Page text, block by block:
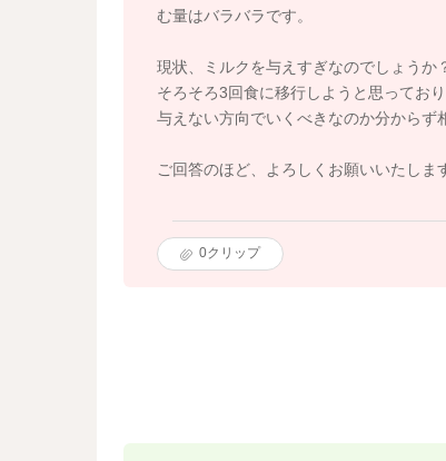
む量はバラバラです。
現状、ミルクを与えすぎなのでしょうか
そろそろ3回食に移行しようと思ってお
与えない方向でいくべきなのか分からず
ご回答のほど、よろしくお願いいたしま
0クリップ